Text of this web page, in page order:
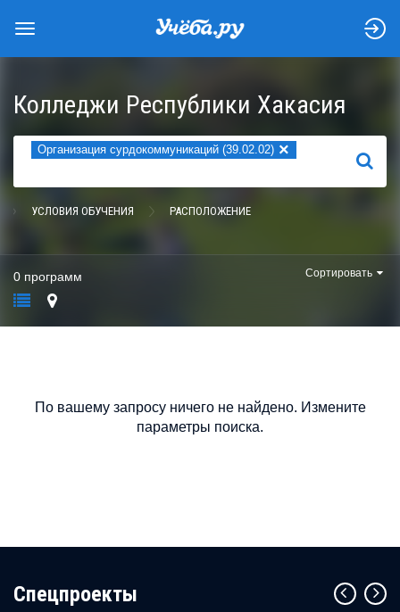
Колледжи Республики Хакасия
Организация сурдокоммуникаций (39.02.02) ×
НАЙТИ
УСЛОВИЯ ОБУЧЕНИЯ РАСПОЛОЖЕНИЕ
0 программ Сортировать
По вашему запросу ничего не найдено. Измените
параметры поиска.
Cпецпроекты